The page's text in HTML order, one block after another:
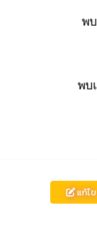
พ
พบ
แก้ไข